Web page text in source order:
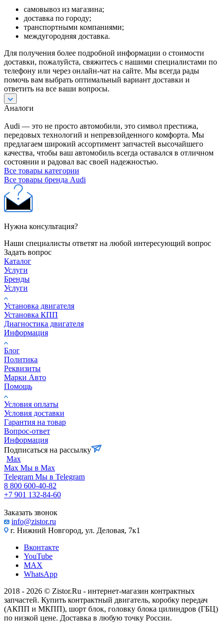
самовывоз из магазина;
доставка по городу;
транспортными компаниями;
междугородняя доставка.
Для получения более подробной информации о стоимости
доставки, пожалуйста, свяжитесь с нашими специалистами по
телефону или через онлайн-чат на сайте. Мы всегда рады
помочь вам выбрать оптимальный вариант доставки и
ответить на все ваши вопросы.
Аналоги
Audi — это не просто автомобили, это символ престижа,
передовых технологий и непревзойденного комфорта. Мы
предлагаем широкий ассортимент запчастей высочайшего
качества, чтобы ваш автомобиль всегда оставался в отличном
состоянии и радовал вас своей надежностью.
Все товары категории
Все товары бренда Audi
Нужна консультация?
Наши специалисты ответят на любой интересующий вопрос
Задать вопрос
Каталог
Услуги
Бренды
Услуги
Установка двигателя
Установка КПП
Диагностика двигателя
Информация
Блог
Политика
Реквизиты
Марки Авто
Помощь
Условия оплаты
Условия доставки
Гарантия на товар
Вопрос-ответ
Информация
Подписаться на рассылку
Max
Max Мы в Max
Telegram Мы в Telegram
8 800 600-40-82
+7 901 132-84-60
Заказать звонок
info@zistor.ru
г. Нижний Новгород, ул. Деловая, 7к1
Вконтакте
YouTube
MAX
WhatsApp
2018 - 2026 © Zistor.Ru - интернет-магазин контрактных
запчастей. Купить контрактный двигатель, коробку передач
(АКПП и МКПП), шорт блок, головку блока цилиндров (ГБЦ)
по низкой цене. Доставка в любую точку России.